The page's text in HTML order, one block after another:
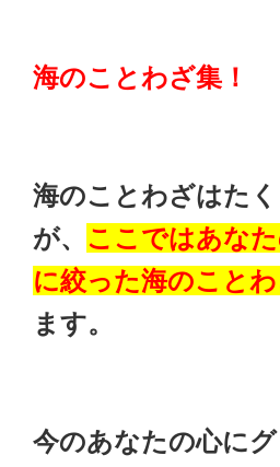
海のことわざ集！
海のことわざはた
が、 ここではあな
に絞った海のこと
ます。
今のあなたの心に